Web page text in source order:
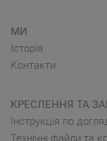
МИ
Історія
Контакти
КРЕСЛЕННЯ ТА
Інструкція по
Технічні файли та